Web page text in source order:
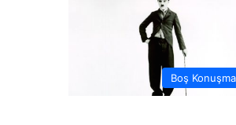
Boş Konuşma